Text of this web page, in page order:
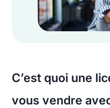
C’est quoi une
vous vendre